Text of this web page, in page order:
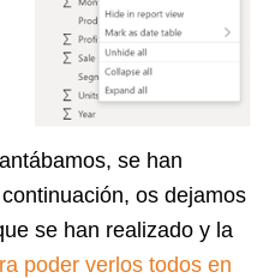
se han
os dejamos
se han realizado y la
poder verlos todos en